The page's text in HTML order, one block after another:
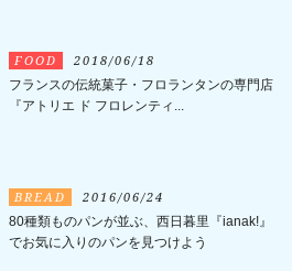
FOOD 2018/06/18
フランスの伝統菓子・フロランタンの専門店
『アトリエ ド フロレンティ...
BREAD 2016/06/24
80種類ものパンが並ぶ、西日暮里『ianak!』
でお気に入りのパンを見つけよう